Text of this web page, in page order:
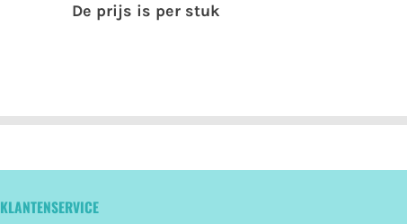
De prijs is per stuk
KLANTENSERVICE